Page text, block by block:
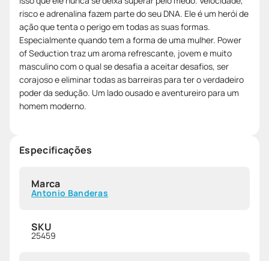
risco e adrenalina fazem parte do seu DNA. Ele é um herói de
ação que tenta o perigo em todas as suas formas.
Especialmente quando tem a forma de uma mulher. Power
of Seduction traz um aroma refrescante, jovem e muito
masculino com o qual se desafia a aceitar desafios, ser
corajoso e eliminar todas as barreiras para ter o verdadeiro
poder da sedução. Um lado ousado e aventureiro para um
homem moderno.
Especificações
Marca
Antonio Banderas
SKU
25459